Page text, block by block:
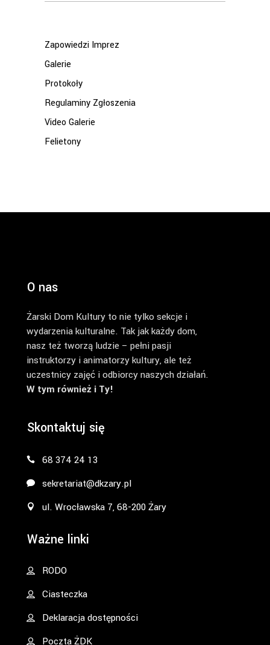
Zapowiedzi Imprez
Galerie
Protokoły
Regulaminy Zgłoszenia
Video Galerie
Felietony
O nas
Żarski Dom Kultury to nie tylko sekcje i
wydarzenia kulturalne. Tak jak każdy dom,
nasz też tworzą ludzie – pełni pasji
instruktorzy i animatorzy kultury, ale też
uczestnicy zajęć i odbiorcy naszych działań.
W tym również i Ty!
Skontaktuj się
68 374 24 13
sekretariat@dkzary.pl
ul. Wrocławska 7, 68-200 Żary
Ważne linki
RODO
Ciasteczka
Deklaracja dostępności
Poczta ŻDK